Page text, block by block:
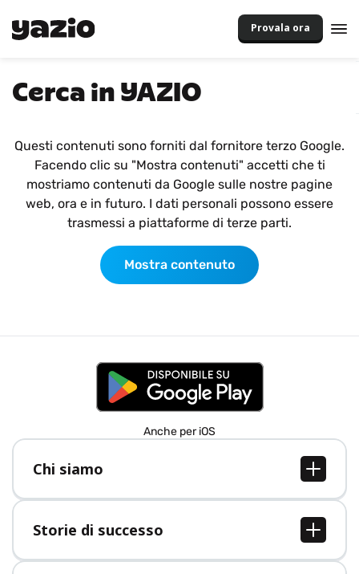
Provala ora
Cerca in YAZIO
Questi contenuti sono forniti dal fornitore terzo Google.
Facendo clic su "Mostra contenuti" accetti che ti
mostriamo contenuti da Google sulle nostre pagine
web, ora e in futuro. I dati personali possono essere
trasmessi a piattaforme di terze parti.
Mostra contenuto
Anche per iOS
Chi siamo
Chi siamo
Lavori
Stampa
Storie di successo
Tutte le storie di successo